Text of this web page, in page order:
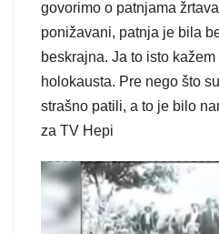
govorimo o patnjama
ponižavani, patnja je bila
beskrajna. Ja to isto kažem
holokausta. Pre nego što
strašno patili, a to je bilo
za TV Hepi